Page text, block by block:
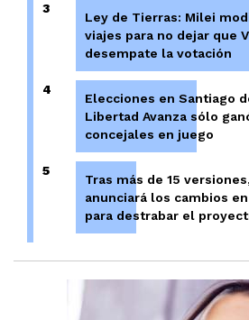
3
Ley de Tierras: Milei
viajes para no dejar que
desempate la votación
4
Elecciones en Santiago
Libertad Avanza sólo
concejales en juego
5
Tras más de 15
anunciará los cambios
para destrabar el